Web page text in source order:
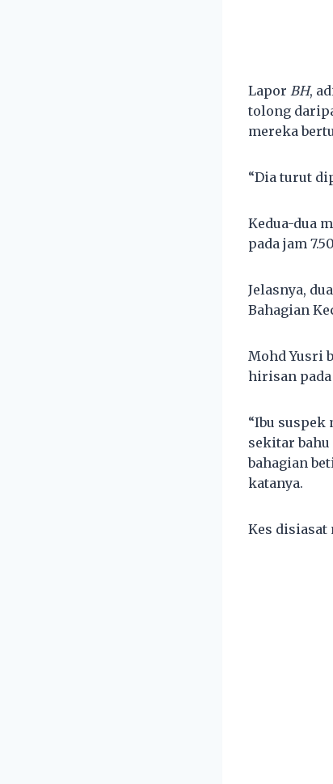
Lapor BH,
tolong
mereka
“Dia turut
Kedua-dua
pada jam
Jelasnya,
Bahagian
Mohd Yusri
hirisan pada
“Ibu
sekitar
bahagian
katanya.
Kes disiasat